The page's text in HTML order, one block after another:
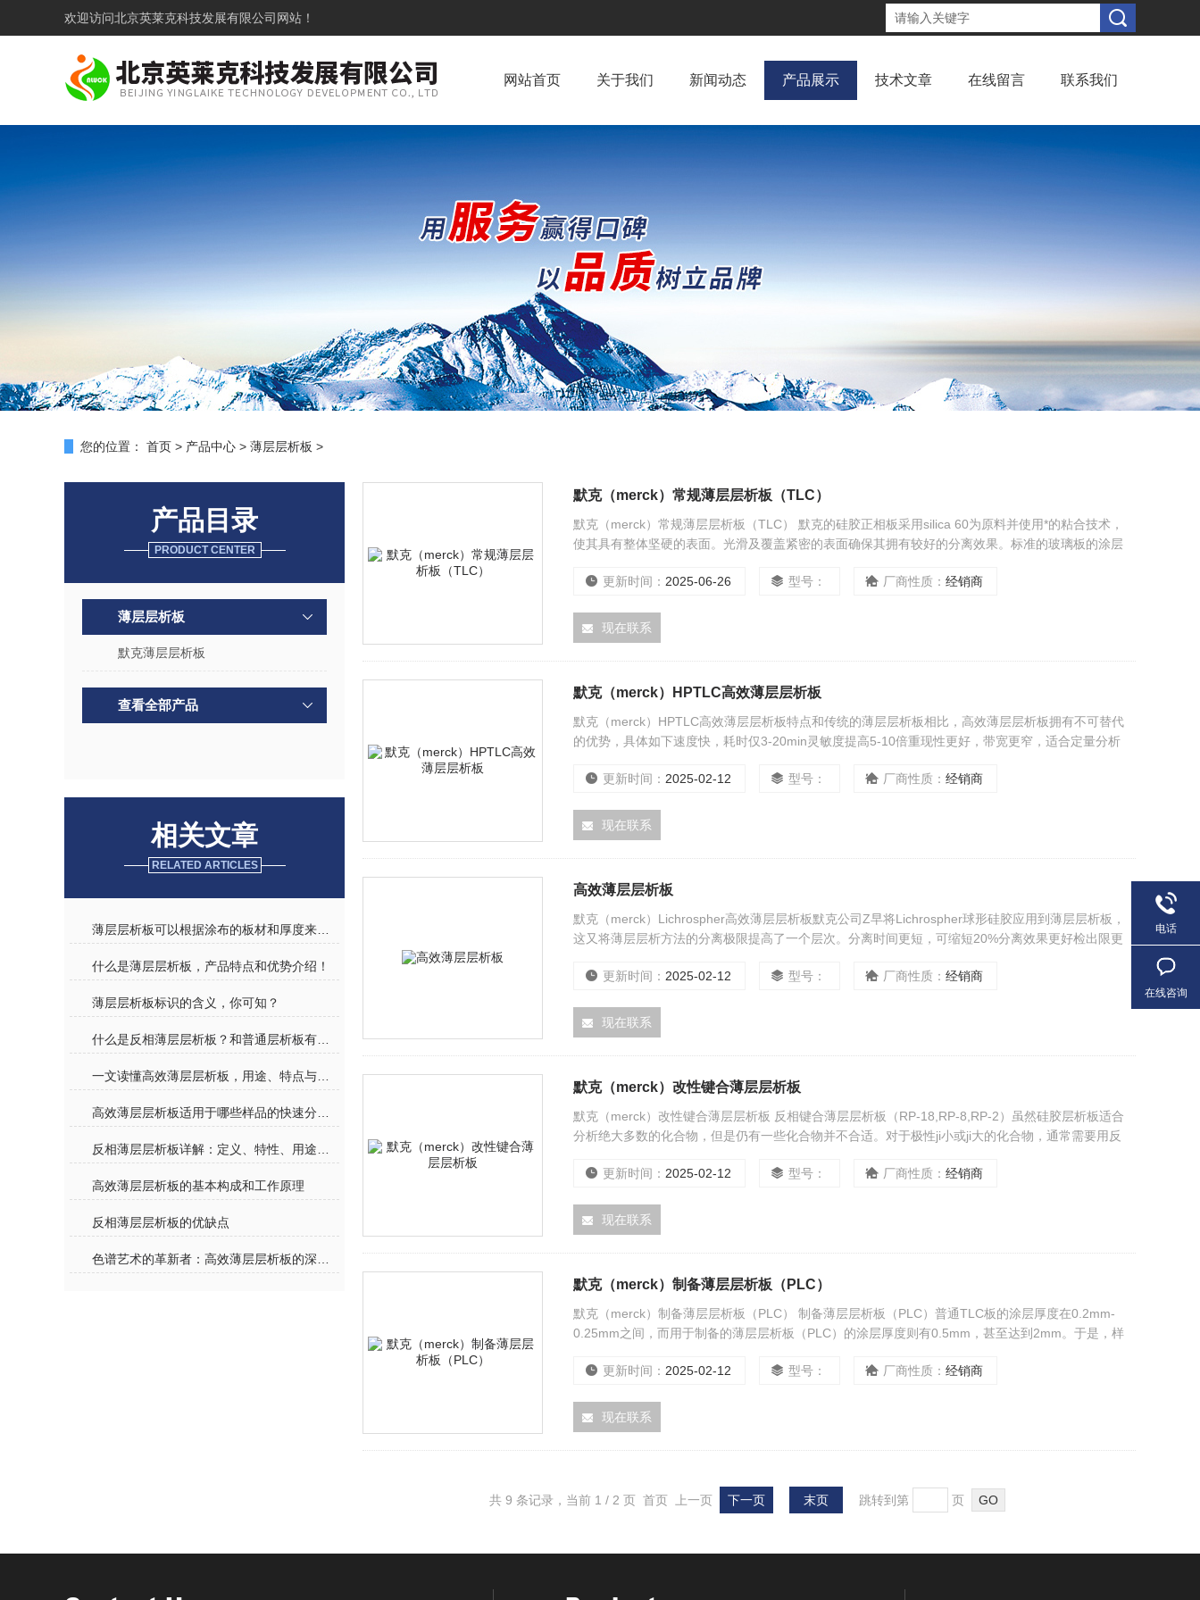
欢迎访问北京英莱克科技发展有限公司网站！
网站首页 关于我们 新闻动态 产品展示 技术文章 在线留言 联系我们
您的位置： 首页 > 产品中心 > 薄层层析板 >
产品目录
PRODUCT CENTER
薄层层析板
默克薄层层析板
查看全部产品
相关文章
RELATED ARTICLES
什么是薄层层析板，产品特点和优势介绍！
薄层层析板标识的含义，你可知？
高效薄层层析板的基本构成和工作原理
反相薄层层析板的优缺点
默克（merck）常规薄层层析板（TLC）
默克（merck）常规薄层层析板（TLC） 默克的硅胶正相板采用silica 60为原料并使用*的粘合技术，
使其具有整体坚硬的表面。光滑及覆盖紧密的表面确保其拥有较好的分离效果。标准的玻璃板的涂层
更新时间： 2025-06-26 型号： 厂商性质： 经销商
现在联系
默克（merck）HPTLC高效薄层层析板
默克（merck）HPTLC高效薄层层析板特点和传统的薄层层析板相比，高效薄层层析板拥有不可替代
的优势，具体如下速度快，耗时仅3-20min灵敏度提高5-10倍重现性更好，带宽更窄，适合定量分析
更新时间： 2025-02-12 型号： 厂商性质： 经销商
现在联系
高效薄层层析板
默克（merck）Lichrospher高效薄层层析板默克公司Z早将Lichrospher球形硅胶应用到薄层层析板，
这又将薄层层析方法的分离极限提高了一个层次。分离时间更短，可缩短20%分离效果更好检出限更
更新时间： 2025-02-12 型号： 厂商性质： 经销商
现在联系
默克（merck）改性键合薄层层析板
默克（merck）改性键合薄层层析板 反相键合薄层层析板（RP-18,RP-8,RP-2）虽然硅胶层析板适合
分析绝大多数的化合物，但是仍有一些化合物并不合适。对于极性ji小或ji大的化合物，通常需要用反
更新时间： 2025-02-12 型号： 厂商性质： 经销商
现在联系
默克（merck）制备薄层层析板（PLC）
默克（merck）制备薄层层析板（PLC） 制备薄层层析板（PLC）普通TLC板的涂层厚度在0.2mm-
0.25mm之间，而用于制备的薄层层析板（PLC）的涂层厚度则有0.5mm，甚至达到2mm。于是，样
更新时间： 2025-02-12 型号： 厂商性质： 经销商
现在联系
共 9 条记录，当前 1 / 2 页 首页 上一页 下一页 末页 跳转到第 页
电话
在线咨询